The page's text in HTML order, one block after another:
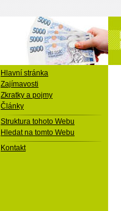
Hlavní stránka
Zajímavosti
Zkratky a pojmy
Články
Struktura tohoto Webu
Hledat na tomto Webu
Kontakt